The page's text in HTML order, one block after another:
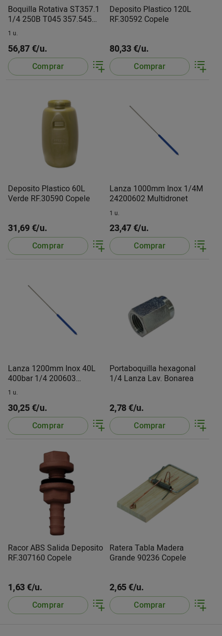
Boquilla Rotativa ST357.1
1/4 250B T045 357.545
Multi
1 u.
56,87 €/u.
Comprar
Deposito Plastico 120L
RF.30592 Copele
80,33 €/u.
Comprar
Deposito Plastico 60L
Verde RF.30590 Copele
31,69 €/u.
Comprar
Lanza 1000mm Inox 1/4M
24200602 Multidronet
1 u.
23,47 €/u.
Comprar
Lanza 1200mm Inox 40L
400bar 1/4 200603
Multidronet
1 u.
30,25 €/u.
Comprar
Portaboquilla hexagonal
1/4 Lanza Lav. Bonarea
2,78 €/u.
Comprar
Racor ABS Salida Deposito
RF.307160 Copele
1,63 €/u.
Comprar
Ratera Tabla Madera
Grande 90236 Copele
2,65 €/u.
Comprar